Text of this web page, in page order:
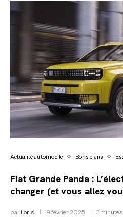
Actualité automobile Bons plans
Fiat Grande Panda :
changer (et vous allez
par Loris 9 février 2025 3